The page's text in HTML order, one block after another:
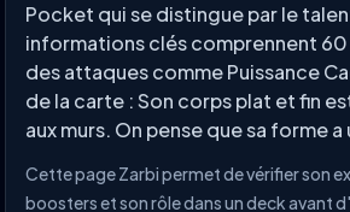
Pocket qui se distingue par le
informations clés comprennent 60
des attaques comme Puissance
de la carte : Son corps plat et fin
aux murs. On pense que sa forme
Cette page Zarbi permet de vérifier son
boosters et son rôle dans un deck avant